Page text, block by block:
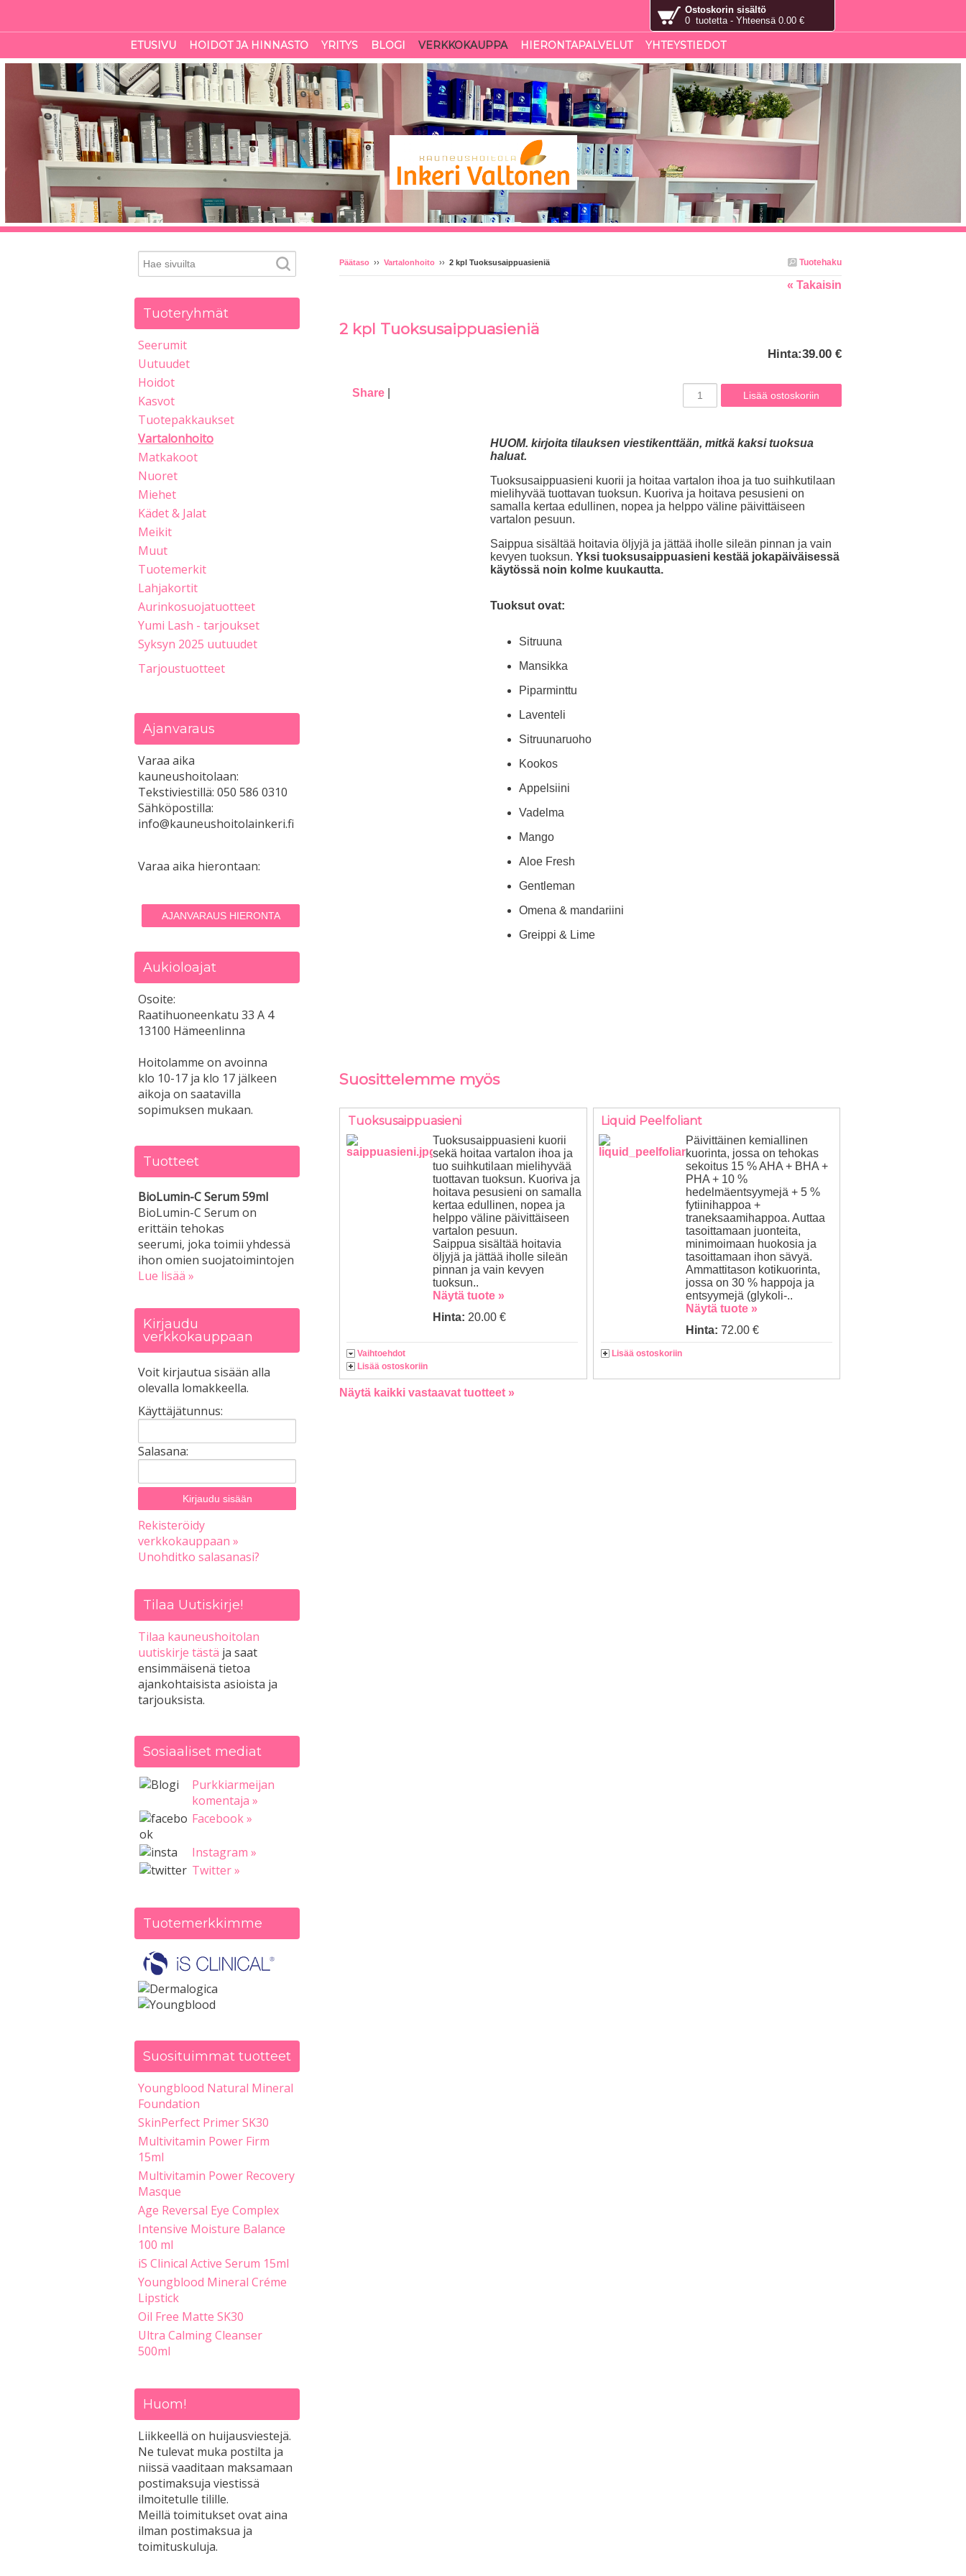
Ostoskorin sisältö
0 tuotetta - Yhteensä 0.00 €
ETUSIVU HOIDOT JA HINNASTO YRITYS BLOGI VERKKOKAUPPA HIERONTAPALVELUT YHTEYSTIEDOT
Tuotehaku
Päätaso ›› Vartalonhoito ›› 2 kpl Tuoksusaippuasieniä
« Takaisin
2 kpl Tuoksusaippuasieniä
Share
Hinta:39.00 €
HUOM. kirjoita tilauksen viestikenttään, mitkä kaksi tuoksua
haluat.
Tuoksusaippuasieni kuorii ja hoitaa vartalon ihoa ja tuo suihkutilaan
mielihyvää tuottavan tuoksun. Kuoriva ja hoitava pesusieni on
samalla kertaa edullinen, nopea ja helppo väline päivittäiseen
vartalon pesuun.
Saippua sisältää hoitavia öljyjä ja jättää iholle sileän pinnan ja vain
kevyen tuoksun. Yksi tuoksusaippuasieni kestää jokapäiväisessä
käytössä noin kolme kuukautta.
Tuoksut ovat:
Sitruuna
Mansikka
Piparminttu
Laventeli
Sitruunaruoho
Kookos
Appelsiini
Vadelma
Mango
Aloe Fresh
Gentleman
Omena & mandariini
Greippi & Lime
Suosittelemme myös
Tuoksusaippuasieni
Tuoksusaippuasieni kuorii
sekä hoitaa vartalon ihoa ja
tuo suihkutilaan mielihyvää
tuottavan tuoksun. Kuoriva ja
hoitava pesusieni on samalla
kertaa edullinen, nopea ja
helppo väline päivittäiseen
vartalon pesuun.
Saippua sisältää hoitavia
öljyjä ja jättää iholle sileän
pinnan ja vain kevyen
tuoksun..
Näytä tuote »
Hinta: 20.00 €
Vaihtoehdot
Lisää ostoskoriin
Liquid Peelfoliant
Päivittäinen kemiallinen
kuorinta, jossa on tehokas
sekoitus 15 % AHA + BHA +
PHA + 10 %
hedelmäentsyymejä + 5 %
fytiinihappoa +
traneksaamihappoa. Auttaa
tasoittamaan juonteita,
minimoimaan huokosia ja
tasoittamaan ihon sävyä.
Ammattitason kotikuorinta,
jossa on 30 % happoja ja
entsyymejä (glykoli-..
Näytä tuote »
Hinta: 72.00 €
Lisää ostoskoriin
Näytä kaikki vastaavat tuotteet »
Tuoteryhmät
Seerumit
Uutuudet
Hoidot
Kasvot
Tuotepakkaukset
Vartalonhoito
Matkakoot
Nuoret
Miehet
Kädet & Jalat
Meikit
Muut
Tuotemerkit
Lahjakortit
Aurinkosuojatuotteet
Yumi Lash - tarjoukset
Syksyn 2025 uutuudet
Tarjoustuotteet
Ajanvaraus
Varaa aika
kauneushoitolaan:
Tekstiviestillä: 050 586 0310
Sähköpostilla:
info@kauneushoitolainkeri.fi
Varaa aika hierontaan:
AJANVARAUS HIERONTA
Aukioloajat
Osoite:
Raatihuoneenkatu 33 A 4
13100 Hämeenlinna
Hoitolamme on avoinna
klo 10-17 ja klo 17 jälkeen
aikoja on saatavilla
sopimuksen mukaan.
Tuotteet
BioLumin-C Serum 59ml
BioLumin-C Serum on
erittäin tehokas
seerumi, joka toimii yhdessä
ihon omien suojatoimintojen
Lue lisää »
Kirjaudu
verkkokauppaan
Voit kirjautua sisään alla
olevalla lomakkeella.
Käyttäjätunnus:
Salasana:
Rekisteröidy
verkkokauppaan »
Unohditko salasanasi?
Tilaa Uutiskirje!
Tilaa kauneushoitolan
uutiskirje tästä ja saat
ensimmäisenä tietoa
ajankohtaisista asioista ja
tarjouksista.
Sosiaaliset mediat
Purkkiarmeijan
komentaja »
Facebook »
Instagram »
Twitter »
Tuotemerkkimme
Suosituimmat tuotteet
Youngblood Natural Mineral
Foundation
SkinPerfect Primer SK30
Multivitamin Power Firm
15ml
Multivitamin Power Recovery
Masque
Age Reversal Eye Complex
Intensive Moisture Balance
100 ml
iS Clinical Active Serum 15ml
Youngblood Mineral Créme
Lipstick
Oil Free Matte SK30
Ultra Calming Cleanser
500ml
Huom!
Liikkeellä on huijausviestejä.
Ne tulevat muka postilta ja
niissä vaaditaan maksamaan
postimaksuja viestissä
ilmoitetulle tilille.
Meillä toimitukset ovat aina
ilman postimaksua ja
toimituskuluja.